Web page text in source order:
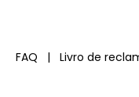
FAQ | Livro de